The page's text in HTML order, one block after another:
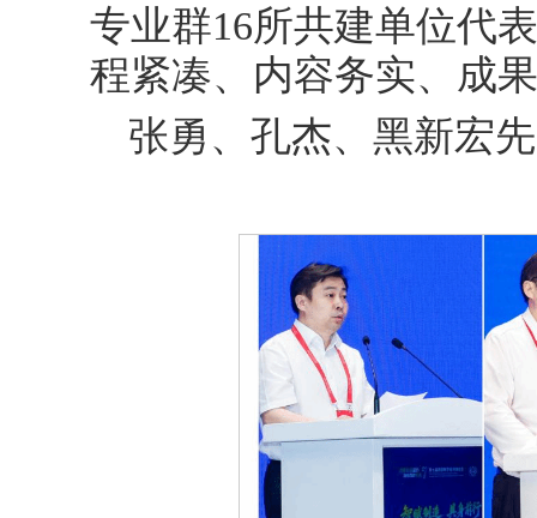
专业群16所共建单位代
程紧凑、内容务实、成
张勇、孔杰、黑新宏